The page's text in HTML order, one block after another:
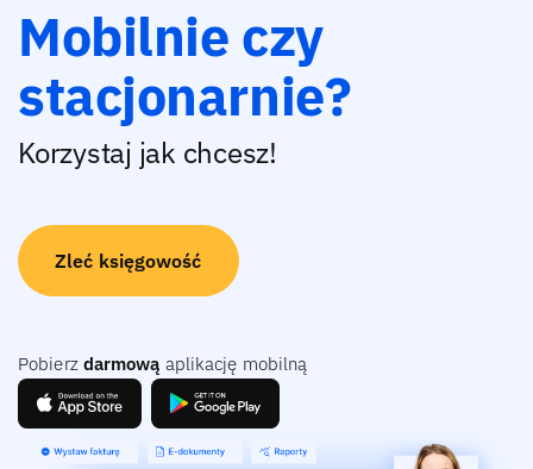
Mobilnie czy
stacjonarnie?
Korzystaj jak chcesz!
Zleć księgowość
Pobierz darmową aplikację mobilną